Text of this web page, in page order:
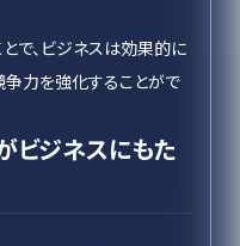
で、ビジネスは効果的に
争力を強化することがで
ビジネスにもた